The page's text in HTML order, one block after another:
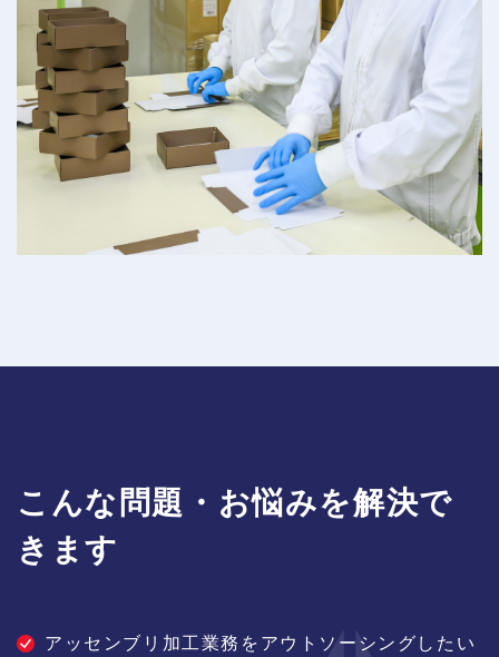
こんな問題・お悩みを解決で
きます
アッセンブリ加工業務をアウトソーシングしたい